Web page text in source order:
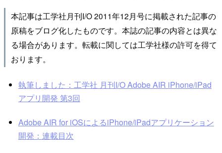
本記事は工学社月刊I/O 2011年12月号に掲載された記事の
原稿をブログ化したものです。本誌の記事の内容とは異な
る場合があります。転載に関しては工学社様の許可を得て
おります。
執筆しました：工学社 月刊I/O Adobe AIR iPhone/iPad
アプリ開発 第3回
Adobe AIR for iOSによるiPhone/iPadアプリケーション
開発：連載目次